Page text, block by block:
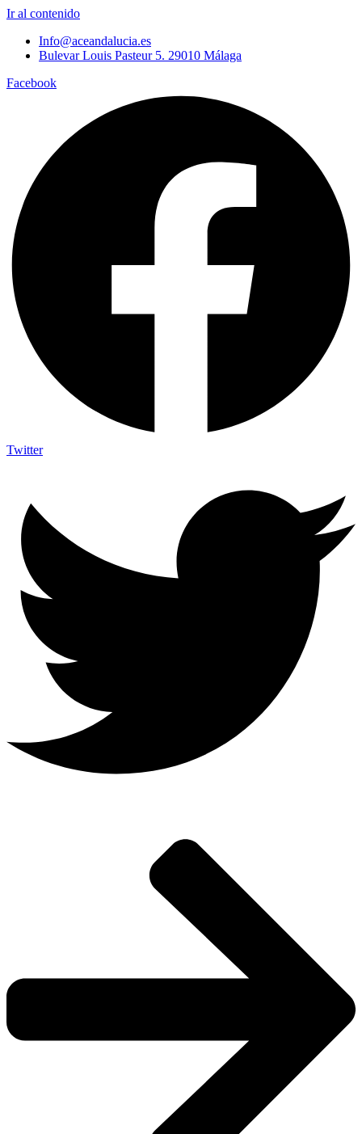
Ir al contenido
Info@aceandalucia.es
Bulevar Louis Pasteur 5. 29010 Málaga
Facebook
Twitter